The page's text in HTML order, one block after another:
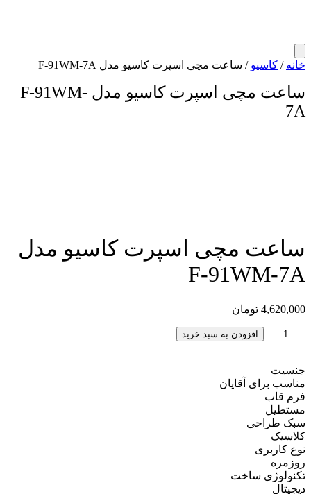
خانه / کاسیو / ساعت مچی اسپرت کاسیو مدل F-91WM-7A
ساعت مچی اسپرت کاسیو مدل F-91WM-
7A
ساعت مچی اسپرت کاسیو مدل
F-91WM-7A
4,620,000 تومان
ساعت
کاسیو
مدل
F-
91WM-
7A
عدد
افزودن به سبد خرید
جنسیت
مناسب برای آقایان
فرم قاب
مستطیل
سبک طراحی
کلاسیک
نوع کاربری
روزمره
تکنولوژی ساخت
دیجیتال